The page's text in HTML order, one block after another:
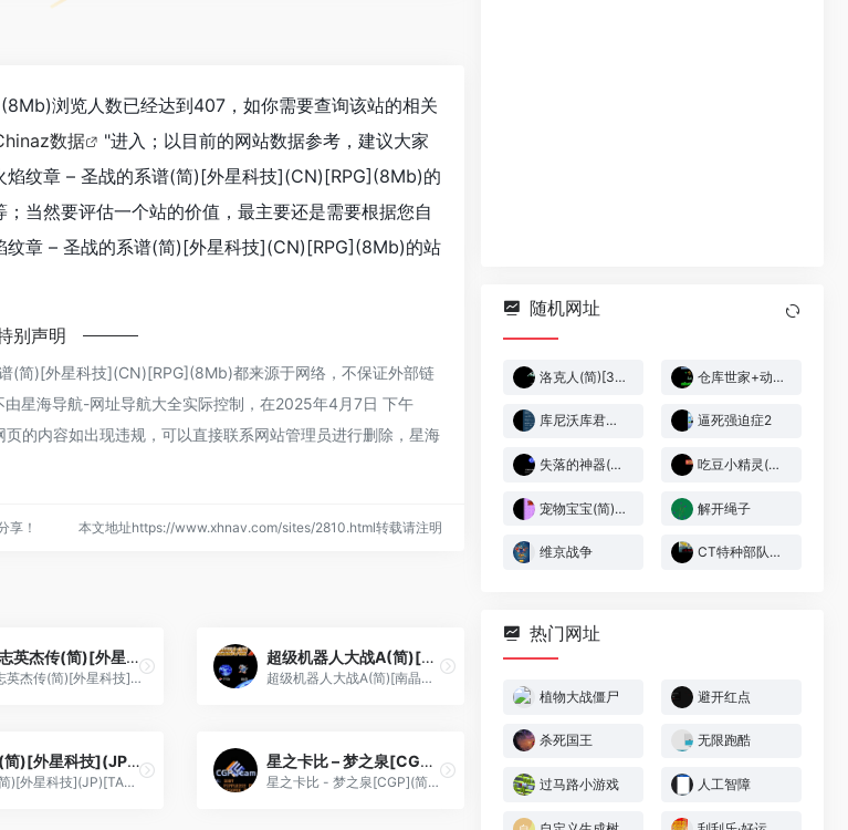
浏览人数已经达到407，如你需要查询该站的相关
数据
"进入；以目前的网站数据参考，建议大家
焰纹章 – 圣战的系谱(简)[外星科技](CN)[RPG](8Mb)的
当然要评估一个站的价值，最主要还是需要根据您自
纹章 – 圣战的系谱(简)[外星科技](CN)[RPG](8Mb)的站
别声明
(简)[外星科技](CN)[RPG](8Mb)都来源于网络，不保证外部链
星海导航-网址导航大全实际控制，在2025年4月7日 下午
的内容如出现违规，可以直接联系网站管理员进行删除，星海
享！ 本文地址https://www.xhnav.com/sites/2810.html转载请注明
三国志英杰传(简)[外星科技](JP)[RPG](4Mb)
三国志英杰传(简)[外星科技](JP)[RPG](4Mb)
超级机器人大战A(简)[南晶科技](CN)[SLG](8Mb)
超级机器人大战A(简)[南晶科技](CN)[SLG](8Mb)
赌神(简)[外星科技](JP)[TAB](4Mb)
赌神(简)[外星科技](JP)[TAB](4Mb)
星之卡比 – 梦之泉[CGP](简)(JP)(66.49Mb)
星之卡比 - 梦之泉[CGP](简)(JP)(66.49Mb)
随机网址
洛克人(简)[3DM](US)[ACT](1Mb) 仓库世家+动脑筋(简)[小霸王](CN)[PUZ](4Mb)
库尼沃库君的热血足球(简)[王龙](JP)[SPG](2Mb) 逼死强迫症2
失落的神器(简)[晶科泰](CN)[RPG](8Mb) 吃豆小精灵(简)[高伟](JP)[PUZ](0.18Mb)
宠物宝宝(简)[南晶科技](CN)[ETC](2Mb) 解开绳子
维京战争 CT特种部队3-生化恐怖[Advance][v1.1](简)(JP)(32Mb)
热门网址
植物大战僵尸 避开红点
杀死国王 无限跑酷
过马路小游戏 人工智障